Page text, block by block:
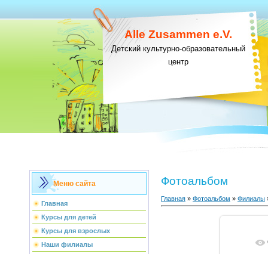
Alle Zusammen e.V.
Детский культурно-образовательный
центр
Меню сайта
Главная
Курсы для детей
Курсы для взрослых
Наши филиалы
Фотоальбом
Главная » Фотоальбом » Филиалы
В